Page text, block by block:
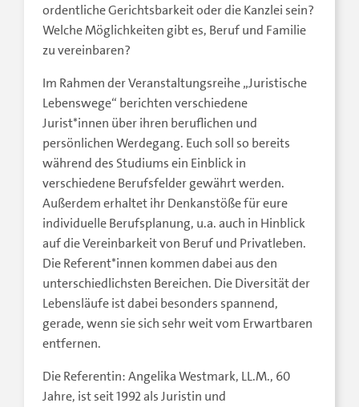
ordentliche Gerichtsbarkeit oder die Kanzlei sein?
Welche Möglichkeiten gibt es, Beruf und Familie
zu vereinbaren?
Im Rahmen der Veranstaltungsreihe „Juristische
Lebenswege“ berichten verschiedene
Jurist*innen über ihren beruflichen und
persönlichen Werdegang. Euch soll so bereits
während des Studiums ein Einblick in
verschiedene Berufsfelder gewährt werden.
Außerdem erhaltet ihr Denkanstöße für eure
individuelle Berufsplanung, u.a. auch in Hinblick
auf die Vereinbarkeit von Beruf und Privatleben.
Die Referent*innen kommen dabei aus den
unterschiedlichsten Bereichen. Die Diversität der
Lebensläufe ist dabei besonders spannend,
gerade, wenn sie sich sehr weit vom Erwartbaren
entfernen.
Die Referentin: Angelika Westmark, LL.M., 60
Jahre, ist seit 1992 als Juristin und